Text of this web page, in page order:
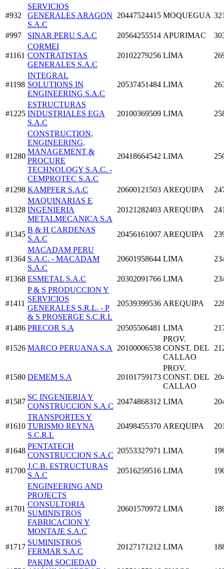
#932
SERVICIOS
GENERALES ARAGON
S.A.C
20447524415 MOQUEGUA
#997 SINAR PERU S.A.C 20564255514 APURIMAC
#1161
CORMEI
CONTRATISTAS
GENERALES S.A.C
20102279256 LIMA
#1198
INTEGRAL
SOLUTIONS IN
ENGINEERING S.A.C
20537451484 LIMA
#1225
ESTRUCTURAS
INDUSTRIALES EGA
S.A.C
20100369509 LIMA
#1280
CONSTRUCTION,
ENGINEERING,
MANAGEMENT &
PROCURE
TECHNOLOGY S.A.C. -
CEMPROTEC S.A.C
20418664542 LIMA
#1298 KAMPFER S.A.C 20600121503 AREQUIPA
#1328
MAQUINARIAS E
INGENIERIA
METALMECANICA S.A
20121282403 AREQUIPA
#1345
B & H CARDENAS
S.A.C
20456161007 AREQUIPA
#1364
MACADAM PERU
S.A.C. - MACADAM
S.A.C
20601958644 LIMA
#1368 ESMETAL S.A.C 20302091766 LIMA
#1411
P & S PRODUCCION Y
SERVICIOS
GENERALES S.R.L. - P
& S PROSERGE S.C.R.L
20539399536 AREQUIPA
#1486 PRECOR S.A 20505506481 LIMA
#1526 MARCO PERUANA S.A 20100006538
PROV.
CONST. DEL
CALLAO
#1580 DEMEM S.A 20101759173
PROV.
CONST. DEL
CALLAO
#1587
SC INGENIERIA Y
CONSTRUCCION S.A.C
20474868312 LIMA
#1610
TRANSPORTES Y
TURISMO REYNA
S.C.R.L
20498455370 AREQUIPA
#1648
PENTATECH
CONSTRUCCION S.A.C
20553327971 LIMA
#1700
J.C.B. ESTRUCTURAS
S.A.C
20516259516 LIMA
#1701
ENGINEERING AND
PROJECTS
CONSULTORIA
SUMINISTROS
FABRICACION Y
MONTAJE S.A.C
20601570972 LIMA
#1717
SUMINISTROS
FERMAR S.A.C
20127171212 LIMA
PAKIM SOCIEDAD